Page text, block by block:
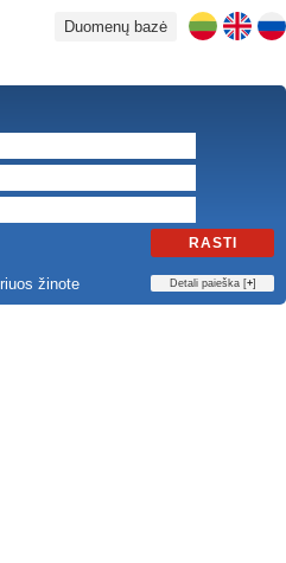
Duomenų bazė
RASTI
žinote Detali paieška [+]